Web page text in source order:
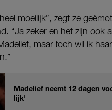
moeilijk”, zegt ze
“Ja zeker en het zijn ook
maar toch wil ik
Madelief neemt 12 dagen
lijk'